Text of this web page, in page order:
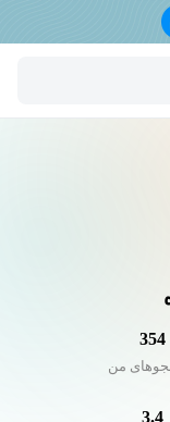
354
من
3.4